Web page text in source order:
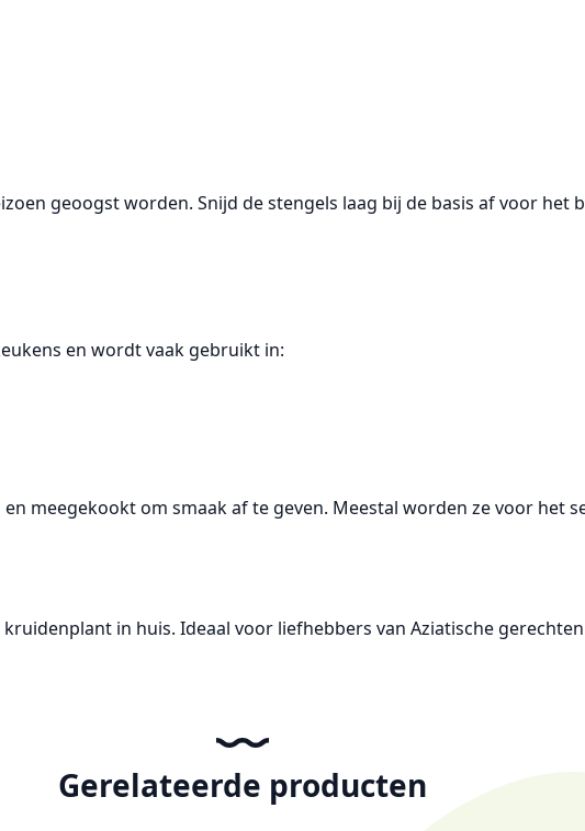
geoogst worden. Snijd de stengels laag bij de basis af voor
en wordt vaak gebruikt in:
meegekookt om smaak af te geven. Meestal worden ze voor het
in huis. Ideaal voor liefhebbers van Aziatische
Gerelateerde producten